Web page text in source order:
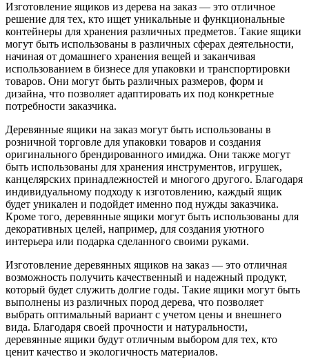
Изготовление ящиков из дерева на заказ — это отличное
решение для тех, кто ищет уникальные и функциональные
контейнеры для хранения различных предметов. Такие ящики
могут быть использованы в различных сферах деятельности,
начиная от домашнего хранения вещей и заканчивая
использованием в бизнесе для упаковки и транспортировки
товаров. Они могут быть различных размеров, форм и
дизайна, что позволяет адаптировать их под конкретные
потребности заказчика.
Деревянные ящики на заказ могут быть использованы в
розничной торговле для упаковки товаров и создания
оригинального брендированного имиджа. Они также могут
быть использованы для хранения инструментов, игрушек,
канцелярских принадлежностей и многого другого. Благодаря
индивидуальному подходу к изготовлению, каждый ящик
будет уникален и подойдет именно под нужды заказчика.
Кроме того, деревянные ящики могут быть использованы для
декоративных целей, например, для создания уютного
интерьера или подарка сделанного своими руками.
Изготовление деревянных ящиков на заказ — это отличная
возможность получить качественный и надежный продукт,
который будет служить долгие годы. Такие ящики могут быть
выполнены из различных пород дерева, что позволяет
выбрать оптимальный вариант с учетом цены и внешнего
вида. Благодаря своей прочности и натуральности,
деревянные ящики будут отличным выбором для тех, кто
ценит качество и экологичность материалов.